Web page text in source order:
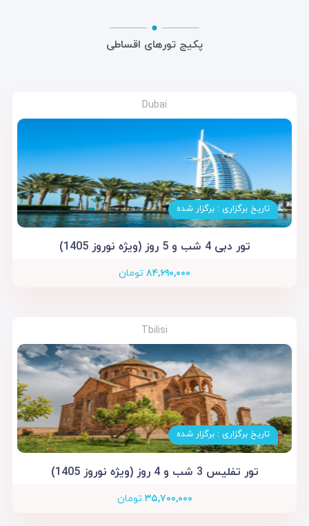
پکیج تورهای اقساطی
Dubai
تاریخ برگزاری : برگزار شده
تور دبی 4 شب و 5 روز (ویژه نوروز 1405)
۸۴,۶۹۰,۰۰۰ تومان
Tbilisi
تاریخ برگزاری : برگزار شده
تور تفلیس 3 شب و 4 روز (ویژه نوروز 1405)
۳۵,۷۰۰,۰۰۰ تومان